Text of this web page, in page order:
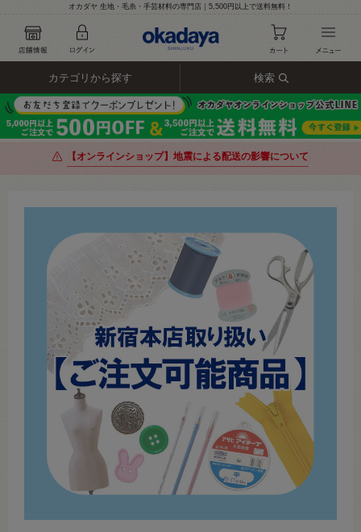
オカダヤ 生地・毛糸・手芸材料の専門店｜5,500円以上で送料無料！
カテゴリから探す 検索
【オンラインショップ】地震による配送の影響について